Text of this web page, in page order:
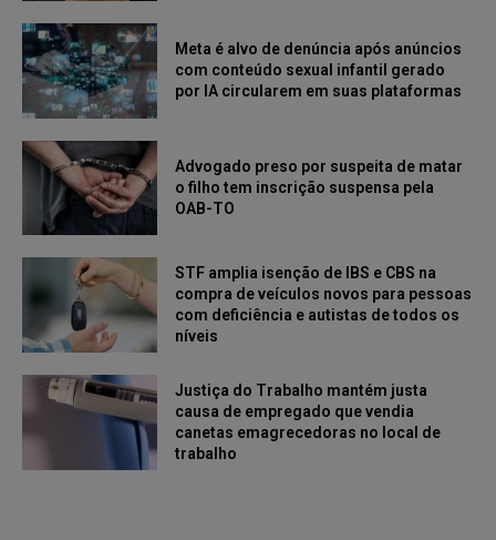
Meta é alvo de denúncia após anúncios
com conteúdo sexual infantil gerado
por IA circularem em suas plataformas
Advogado preso por suspeita de matar
o filho tem inscrição suspensa pela
OAB-TO
STF amplia isenção de IBS e CBS na
compra de veículos novos para pessoas
com deficiência e autistas de todos os
níveis
Justiça do Trabalho mantém justa
causa de empregado que vendia
canetas emagrecedoras no local de
trabalho